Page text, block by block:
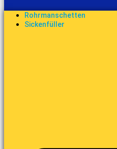
Rohrmanschetten
Sickenfüller